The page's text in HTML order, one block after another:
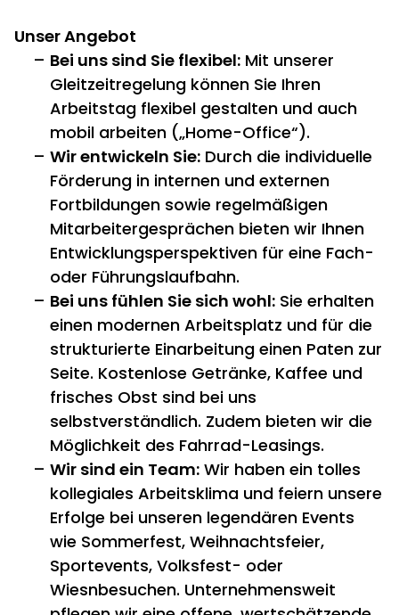
Unser Angebot
Bei uns sind Sie flexibel: Mit unserer
Gleitzeitregelung können Sie Ihren
Arbeitstag flexibel gestalten und auch
mobil arbeiten („Home-Office“).
Wir entwickeln Sie: Durch die individuelle
Förderung in internen und externen
Fortbildungen sowie regelmäßigen
Mitarbeitergesprächen bieten wir Ihnen
Entwicklungsperspektiven für eine Fach-
oder Führungslaufbahn.
Bei uns fühlen Sie sich wohl: Sie erhalten
einen modernen Arbeitsplatz und für die
strukturierte Einarbeitung einen Paten zur
Seite. Kostenlose Getränke, Kaffee und
frisches Obst sind bei uns
selbstverständlich. Zudem bieten wir die
Möglichkeit des Fahrrad-Leasings.
Wir sind ein Team: Wir haben ein tolles
kollegiales Arbeitsklima und feiern unsere
Erfolge bei unseren legendären Events
wie Sommerfest, Weihnachtsfeier,
Sportevents, Volksfest- oder
Wiesnbesuchen. Unternehmensweit